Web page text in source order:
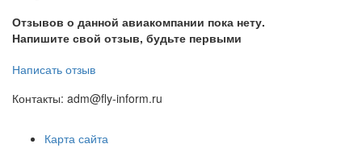
Отзывов о данной авиакомпании пока нету.
Напишите свой отзыв, будьте первыми
Написать отзыв
Контакты: adm@fly-inform.ru
Карта сайта